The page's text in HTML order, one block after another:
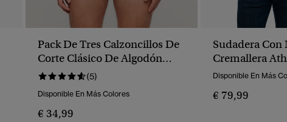
Pack De Tres Calzoncillos De
Corte Clásico De Algodón
Orgánico (5)
Disponible En Más Colores
€ 34,99
Sudadera Con
Cremallera
Disponible En Más
€ 79,99